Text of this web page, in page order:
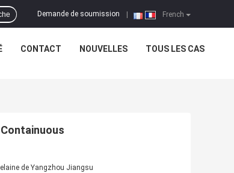
French
Demande de soumission
CONTACT NOUVELLES TOUS LES CAS
de Yangzhou Jiangsu